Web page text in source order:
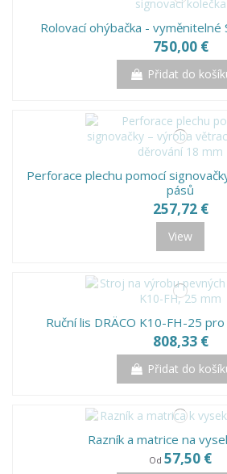
Rolovací ohýbačka - vyměnitelné
750,00 €
Přidat do
Perforace plechu pomocí
pásů
257,72 €
View
Ruční lis DRÄCO K10-FH-25
808,33 €
Přidat do
Razník a matrice na
Od 57,50 €